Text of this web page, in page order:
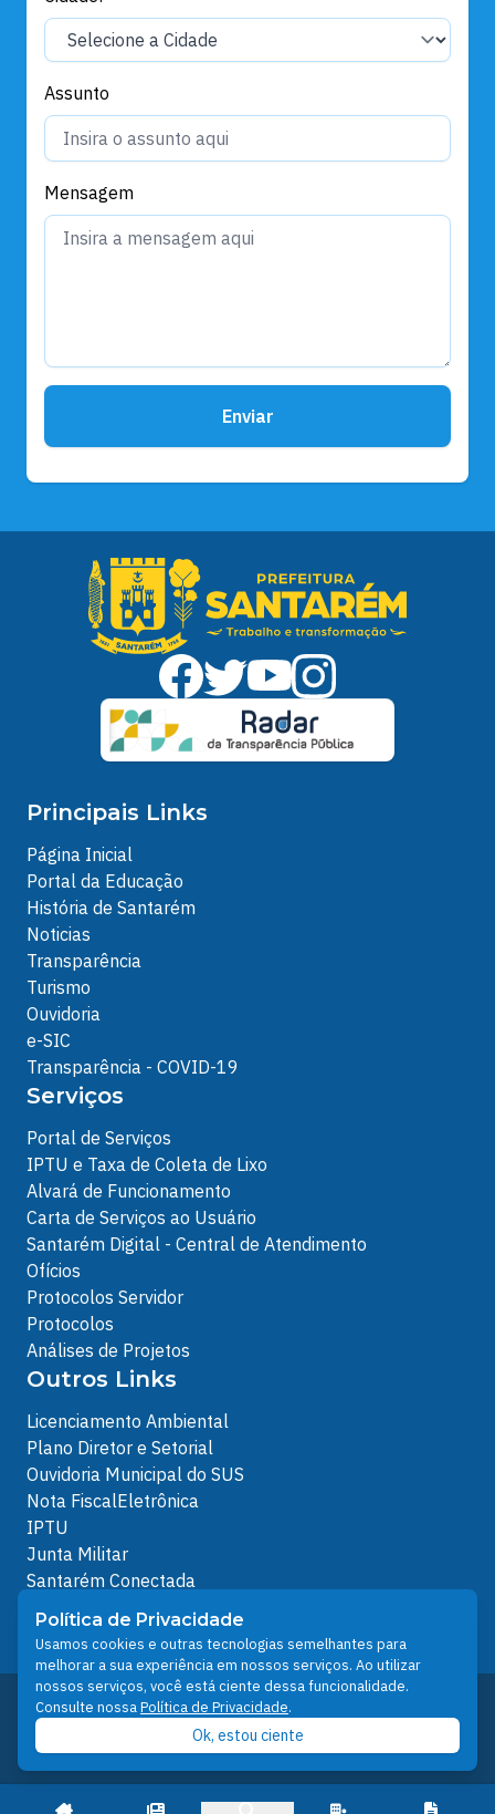
Assunto
Mensagem
Enviar
Principais Links
Página Inicial
Portal da Educação
História de Santarém
Noticias
Transparência
Turismo
Ouvidoria
e-SIC
Transparência - COVID-19
Serviços
Portal de Serviços
IPTU e Taxa de Coleta de Lixo
Alvará de Funcionamento
Carta de Serviços ao Usuário
Santarém Digital - Central de Atendimento
Ofícios
Protocolos Servidor
Protocolos
Análises de Projetos
Outros Links
Licenciamento Ambiental
Plano Diretor e Setorial
Ouvidoria Municipal do SUS
Nota FiscalEletrônica
IPTU
Junta Militar
Santarém Conectada
Política de Privacidade
People illustrations by Storyset
Desenvolvido pelo Núcleo Técnico de Gestão de
Tecnologia da Informação - NTI
Prefeitura de Santarém © 2026
Política de Privacidade
Usamos cookies e outras tecnologias semelhantes para
melhorar a sua experiência em nossos serviços. Ao utilizar
nossos serviços, você está ciente dessa funcionalidade.
Consulte nossaPolítica de Privacidade.
Ok, estou ciente